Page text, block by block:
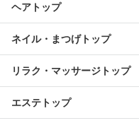
ヘアトップ
ネイル・まつげトップ
リラク・マッサージトップ
エステトップ